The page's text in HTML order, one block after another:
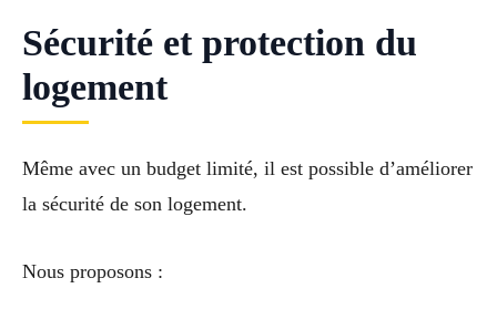
Sécurité et protection du
logement
Même avec un budget limité, il est possible d’améliorer
la sécurité de son logement.
Nous proposons :